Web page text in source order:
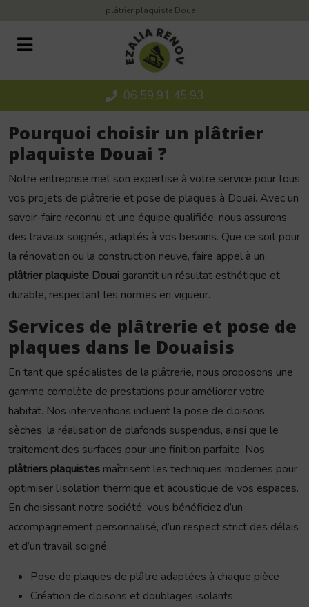
plâtrier plaquiste Douai
06 59 91 45 93
Pourquoi choisir un plâtrier
plaquiste Douai ?
Notre entreprise met son expertise à votre service pour tous
vos projets de plâtrerie et pose de plaques à Douai. Avec un
savoir-faire reconnu et une équipe qualifiée, nous assurons
des travaux soignés, adaptés à vos besoins. Que ce soit pour
la rénovation ou la construction neuve, faire appel à un
plâtrier plaquiste Douai garantit un résultat esthétique et
durable, respectant les normes en vigueur.
Services de plâtrerie et pose de
plaques dans le Douaisis
En tant que spécialistes de la plâtrerie, nous proposons une
gamme complète de prestations pour améliorer votre
habitat. Nos interventions incluent la pose de cloisons
sèches, la réalisation de plafonds suspendus, ainsi que le
traitement des surfaces pour une finition parfaite. Nos
plâtriers plaquistes maîtrisent les techniques modernes pour
optimiser l’isolation thermique et acoustique de vos espaces.
En choisissant notre société, vous bénéficiez d’un
accompagnement personnalisé, d’un respect strict des délais
et d’un travail soigné.
Pose de plaques de plâtre adaptées à chaque pièce
Création de cloisons et doublages isolants
Panneau de gestion des cookies